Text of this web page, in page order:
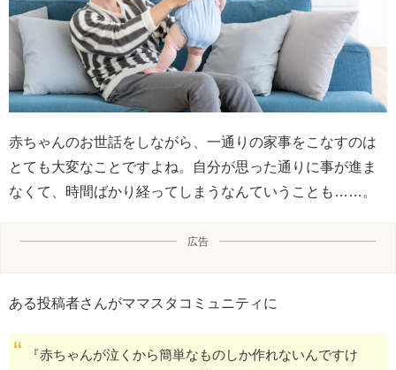
赤ちゃんのお世話をしながら、一通りの家事をこなすのは
とても大変なことですよね。自分が思った通りに事が進ま
なくて、時間ばかり経ってしまうなんていうことも……。
広告
ある投稿者さんがママスタコミュニティに
『赤ちゃんが泣くから簡単なものしか作れないんですけ